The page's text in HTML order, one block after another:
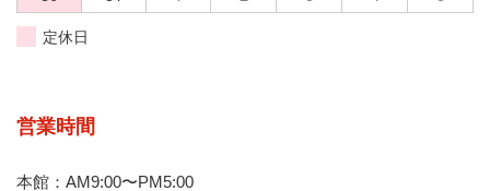
定休日
営業時間
本館：AM9:00〜PM5:00